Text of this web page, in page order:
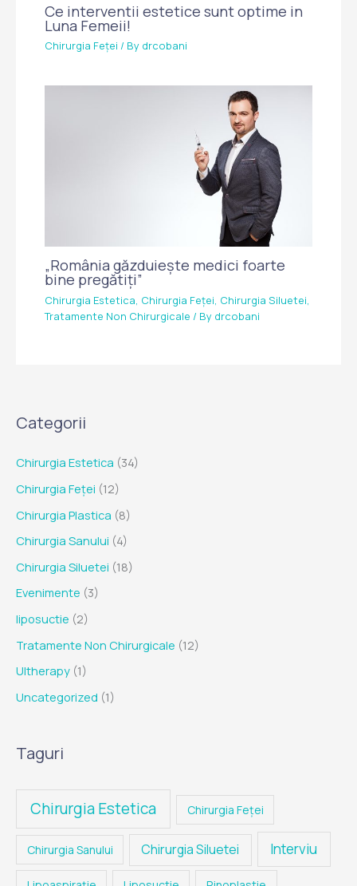
Ce interventii estetice sunt optime in
Luna Femeii!
Chirurgia Feței / By drcobani
„România găzduiește medici foarte
bine pregătiți”
Chirurgia Estetica, Chirurgia Feței, Chirurgia Siluetei,
Tratamente Non Chirurgicale / By drcobani
Categorii
Chirurgia Estetica (34)
Chirurgia Feței (12)
Chirurgia Plastica (8)
Chirurgia Sanului (4)
Chirurgia Siluetei (18)
Evenimente (3)
liposuctie (2)
Tratamente Non Chirurgicale (12)
Ultherapy (1)
Uncategorized (1)
Taguri
Chirurgia Estetica Chirurgia Feței
Chirurgia Sanului Chirurgia Siluetei Interviu